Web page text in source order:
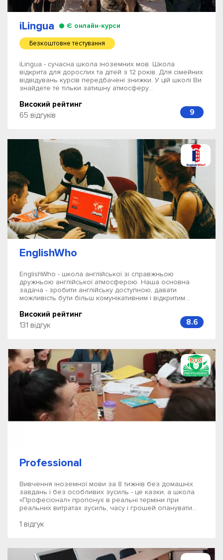
iLingua Є онлайн-курси
Безкоштовне тестування
iLingua - сучасна школа іноземних мов. Школа
відкрита для дорослих та дітей з 12 років. Для сімейних
відвідувань курсів передбачені знижки. У цій школі Ви
знайдете те тільки затишну атмосферу...
Високий рейтинг
65 відгуків
9
EnglishWho
EnglishWho - школа англійської зі справжньою
дружньою англійської атмосферою. Наша основна
задача - зробити англійську доступною, давати
можливість бути більш комунікативним і відкритим...
Високий рейтинг
131 відгук
8.6
Professional
Вивчення іноземної мови за 8 тижнів без домашніх
завдань і без особливих зусиль - це казки, а школа
«Професіонал» пропонує в реальні терміни при
реальних витратах зусиль, часу і грошей опанувати...
1 відгук